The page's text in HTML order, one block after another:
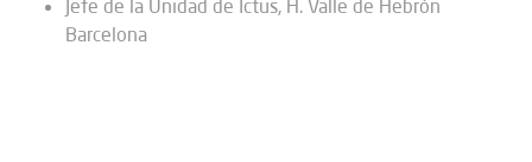
Jefe de la Unidad de Ictus, H. Valle de Hebrón
Barcelona